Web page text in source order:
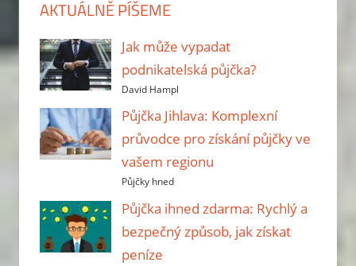
AKTUÁLNĚ PÍŠEME
Jak může vypadat
podnikatelská půjčka?
David Hampl
Půjčka Jihlava: Komplexní
průvodce pro získání půjčky ve
vašem regionu
Půjčky hned
Půjčka ihned zdarma: Rychlý a
bezpečný způsob, jak získat
peníze